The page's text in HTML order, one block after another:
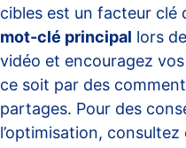
cibles est un facteur clé
mot-clé principal lors
vidéo et encouragez
ce soit par des
partages. Pour des
l’optimisation, consultez